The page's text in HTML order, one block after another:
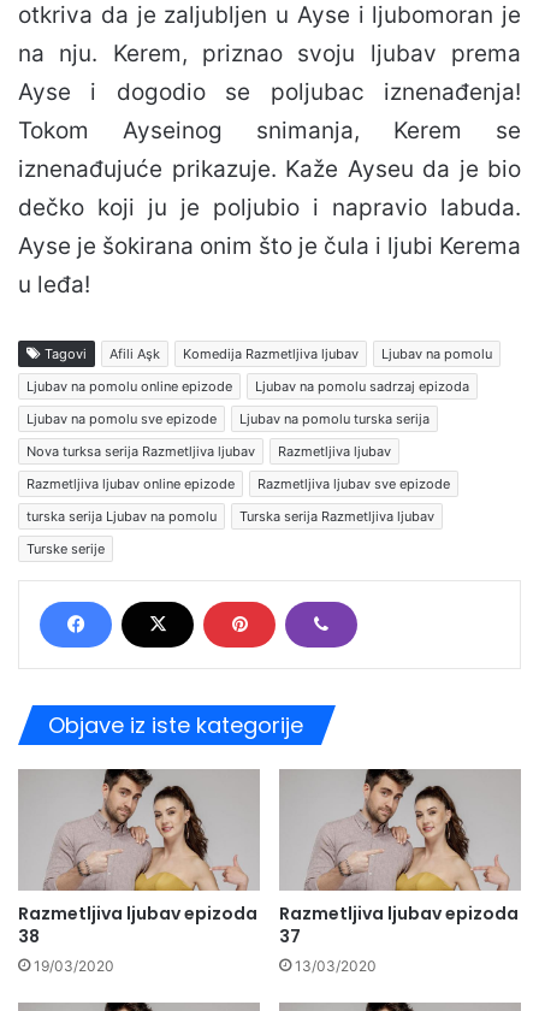
otkriva da je zaljubljen u Ayse i ljubomoran je
na nju. Kerem, priznao svoju ljubav prema
Ayse i dogodio se poljubac iznenađenja!
Tokom Ayseinog snimanja, Kerem se
iznenađujuće prikazuje. Kaže Ayseu da je bio
dečko koji ju je poljubio i napravio labuda.
Ayse je šokirana onim što je čula i ljubi Kerema
u leđa!
Tagovi Afili Aşk Komedija Razmetljiva ljubav
Ljubav na pomolu
Ljubav na pomolu online epizode
Ljubav na pomolu sadrzaj epizoda
Ljubav na pomolu sve epizode
Ljubav na pomolu turska serija
Nova turksa serija Razmetljiva ljubav
Razmetljiva ljubav
Razmetljiva ljubav online epizode
Razmetljiva ljubav sve epizode
turska serija Ljubav na pomolu
Turska serija Razmetljiva ljubav
Turske serije
Objave iz iste kategorije
Razmetljiva ljubav epizoda
38
19/03/2020
Razmetljiva ljubav epizoda
37
13/03/2020